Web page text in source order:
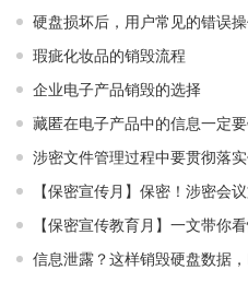
硬盘损坏后，用户常见的错误
瑕疵化妆品的销毁流程
企业电子产品销毁的选择
藏匿在电子产品中的信息一定
涉密文件管理过程中要贯彻落
【保密宣传月】保密！涉密会
【保密宣传教育月】一文带你
信息泄露？这样销毁硬盘数据